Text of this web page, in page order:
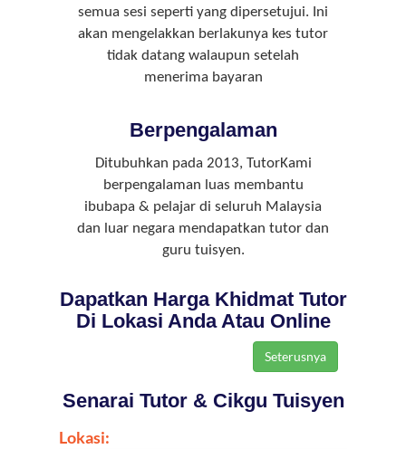
semua sesi seperti yang dipersetujui. Ini
akan mengelakkan berlakunya kes tutor
tidak datang walaupun setelah
menerima bayaran
Berpengalaman
Ditubuhkan pada 2013, TutorKami
berpengalaman luas membantu
ibubapa & pelajar di seluruh Malaysia
dan luar negara mendapatkan tutor dan
guru tuisyen.
Dapatkan Harga Khidmat Tutor
Di Lokasi Anda Atau Online
Senarai Tutor & Cikgu Tuisyen
Lokasi: